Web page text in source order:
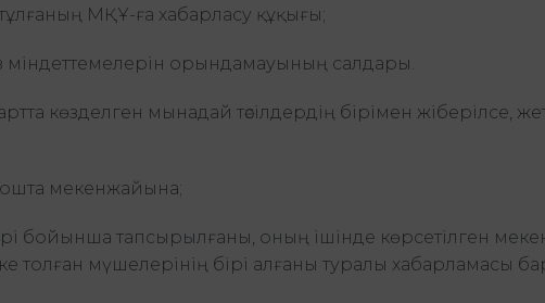
МҚҰ-ға хабарласу құқығы;
орындамауының салдары.
көзделген мынадай тәсілдердің бірімен жіберілсе,
мекенжайына;
бойынша тапсырылғаны, оның ішінде көрсетілген
толған мүшелерінің бірі алғаны туралы хабарламасы